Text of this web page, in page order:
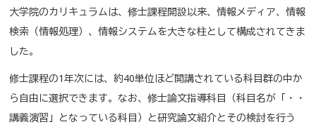
大学院のカリキュラムは、修士課程開設以来、情報メディア、情報
検索（情報処理）、情報システムを大きな柱として構成されてきま
した。
修士課程の1年次には、約40単位ほど開講されている科目群の中か
ら自由に選択できます。なお、修士論文指導科目（科目名が「・・
講義演習」となっている科目）と研究論文紹介とその検討を行う